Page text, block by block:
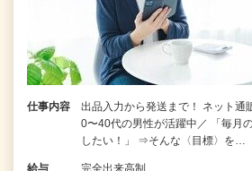
仕事内容
出品入力から発送まで！ ネット
0〜40代の男性が活躍中／ 「毎月
したい！」 ⇒そんな〈目標〉を…